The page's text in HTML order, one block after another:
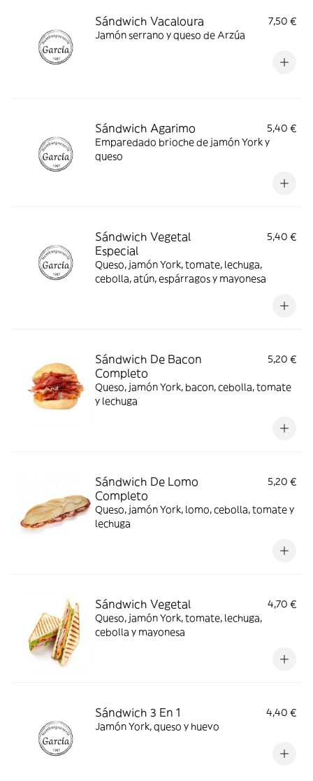
Sándwich Vacaloura
7,50 €
Jamón serrano y queso de Arzúa
Sándwich Agarimo
5,40 €
Emparedado brioche de jamón York y
queso
Sándwich Vegetal
Especial
5,40 €
Queso, jamón York, tomate, lechuga,
cebolla, atún, espárragos y mayonesa
Sándwich De Bacon
Completo
5,20 €
Queso, jamón York, bacon, cebolla, tomate
y lechuga
Sándwich De Lomo
Completo
5,20 €
Queso, jamón York, lomo, cebolla, tomate y
lechuga
Sándwich Vegetal
4,70 €
Queso, jamón York, tomate, lechuga,
cebolla y mayonesa
Sándwich 3 En 1
4,40 €
Jamón York, queso y huevo